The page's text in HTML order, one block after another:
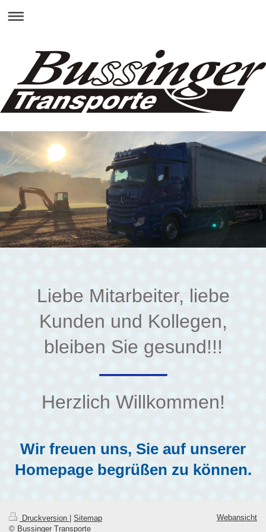
Liebe Mitarbeiter, liebe
Kunden und Kollegen,
bleiben Sie gesund!!!
Herzlich Willkommen!
Wir freuen uns, Sie auf unserer
Homepage begrüßen zu können.
Druckversion
Sitemap
© Bussinger Transporte
Webansicht